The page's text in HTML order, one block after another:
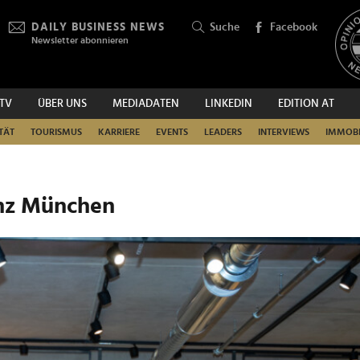
DAILY BUSINESS NEWS
Newsletter abonnieren
Suche Facebook
ÜBER UNS MEDIADATEN LINKEDIN EDITION AT
TOURISMUS KARRIERE EVENTS LEADERS INTERVIEWS
SUCHEN
München